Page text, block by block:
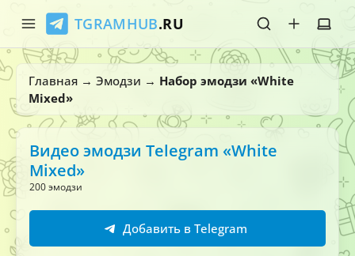
TGRAMHUB.RU
Главная
Стикеры
Боты
О нас
Главная → Эмодзи → Набор эмодзи «White
Mixed»
Видео эмодзи Telegram «White
Mixed»
200 эмодзи
Добавить в Telegram